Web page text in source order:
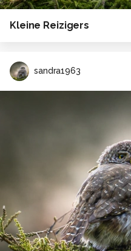
Kleine Reizigers
sandra1963